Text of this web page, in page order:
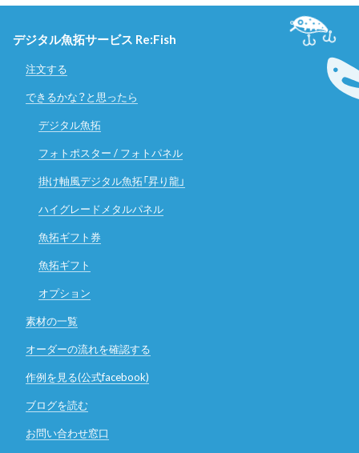
デジタル魚拓サービス Re:Fish
注文する
できるかな？と思ったら
デジタル魚拓
フォトポスター / フォトパネル
掛け軸風デジタル魚拓「昇り龍」
ハイグレードメタルパネル
魚拓ギフト券
魚拓ギフト
オプション
素材の一覧
オーダーの流れを確認する
作例を見る(公式facebook)
ブログを読む
お問い合わせ窓口